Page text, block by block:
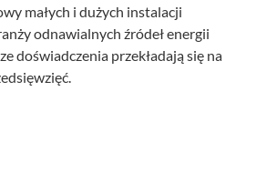
małych i dużych instalacji
odnawialnych źródeł energii
doświadczenia przekładają się na